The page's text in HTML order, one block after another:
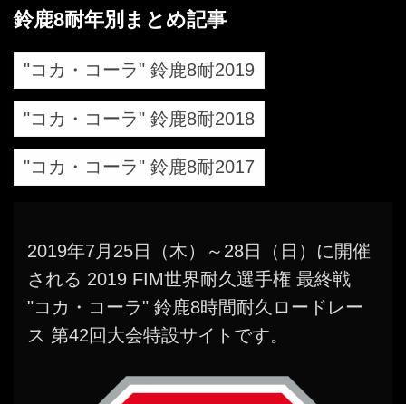
鈴鹿8耐年別まとめ記事
"コカ・コーラ" 鈴鹿8耐2019
"コカ・コーラ" 鈴鹿8耐2018
"コカ・コーラ" 鈴鹿8耐2017
2019年7月25日（木）～28日（日）に開催
される 2019 FIM世界耐久選手権 最終戦
"コカ・コーラ" 鈴鹿8時間耐久ロードレー
ス 第42回大会特設サイトです。